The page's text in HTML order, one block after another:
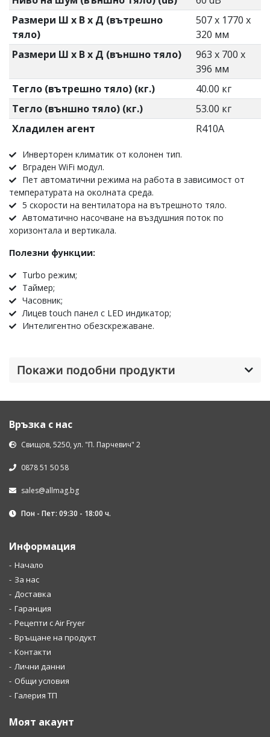
Размери Ш х В х Д (вътрешно
тяло)
507 x 1770 x
320 мм
Размери Ш х В х Д (външно тяло)
963 x 700 x
396 мм
Тегло (вътрешно тяло) (кг.)
40.00 кг
Тегло (външно тяло) (кг.)
53.00 кг
Хладилен агент
R410А
Инверторен климатик от колонен тип.
Вграден WiFi модул.
Пет автоматични режима на работа в зависимост от
температурата на околната среда.
5 скорости на вентилатора на вътрешното тяло.
Автоматично насочване на въздушния поток по
хоризонтала и вертикала.
Полезни функции:
Turbo режим;
Таймер;
Часовник;
Лицев touch панел с LED индикатор;
Интелигентно обезскрежаване.
Покажи подобни продукти
Връзка с нас
Свищов, 5250, ул. "П. Парчевич" 2
0878 51 50 58
sales@allmag.bg
Пон - Пет: 09:30 - 18:00 ч.
Информация
Начало
За нас
Доставка
Гаранция
Рецепти с Air Fryer
Връщане на продукт
Контакти
Лични данни
Общи условия
Галерия ТП
Моят акаунт